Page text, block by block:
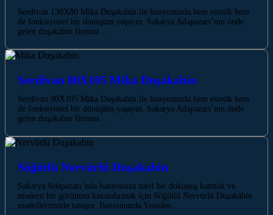
Serdivan 130X80 Mika Duşakabin ile banyonuzda hem estetik hem
de fonksiyonel bir dönüşüm yaşayın. Sakarya Adapazarı’nın önde
gelen duşakabin firması…
Serdivan 80X105 Mika Duşakabin
Serdivan 80X105 Mika Duşakabin ile banyonuzda hem estetik hem
de fonksiyonel bir dönüşüm yaşayın. Sakarya Adapazarı’nın önde
gelen duşakabin firması…
Söğütlü Nervürlü Duşakabin
Sakarya Adapazarı’nda banyonuza zarif bir dokunuş katmak ve
modern bir görünüm kazandırmak için Söğütlü Nervürlü Duşakabin
modellerimizle tanışın. Banyonuzda Yeniden…